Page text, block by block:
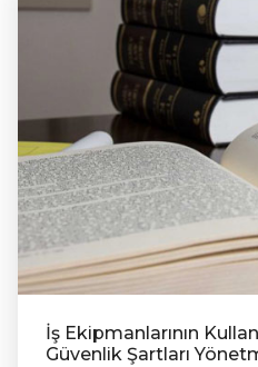
İş Ekipmanlarının
Güvenlik Şartları